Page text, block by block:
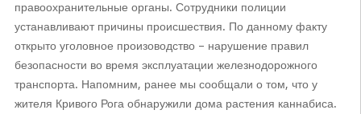
правоохранительные органы. Сотрудники полиции
устанавливают причины происшествия. По данному факту
открыто уголовное произоводство – нарушение правил
безопасности во время эксплуатации железнодорожного
транспорта. Напомним, ранее мы сообщали о том, что у
жителя Кривого Рога обнаружили дома растения каннабиса.